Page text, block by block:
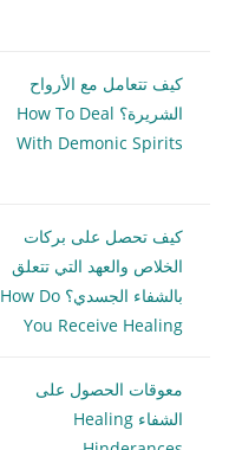
كيف تتعامل مع الأرواح
الشريرة؟ How To Deal
With Demonic Spirits
كيف تحصل على بركات
الخلاص والعهد التي تتعلق
بالشفاء الجسدي؟ How Do
You Receive Healing
معوقات الحصول على
الشفاء Healing